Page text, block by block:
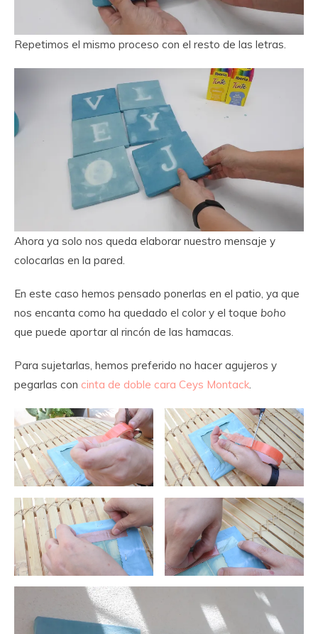
Repetimos el mismo proceso con el resto de las letras.
Ahora ya solo nos queda elaborar nuestro mensaje y
colocarlas en la pared.
En este caso hemos pensado ponerlas en el patio, ya que
nos encanta como ha quedado el color y el toque boho
que puede aportar al rincón de las hamacas.
Para sujetarlas, hemos preferido no hacer agujeros y
pegarlas con cinta de doble cara Ceys Montack.